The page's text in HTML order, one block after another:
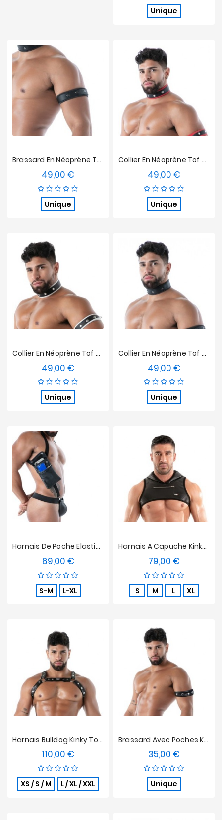
Unique
Brassard En Néoprène Tof Paris Noir/Noir
49,00 €
Unique
Collier En Néoprène Tof Paris Noir/Rouge
49,00 €
Unique
Collier En Néoprène Tof Paris Noir/Blanc
49,00 €
Unique
Collier En Néoprène Tof Paris Noir/Noir
49,00 €
Unique
Harnais De Poche Elastique En Néoprène Tof Paris Noir
69,00 €Prix
S-M L-XL
Harnais À Capuche Kinky Tof Paris
79,00 €
S M L XL
Harnais Bulldog Kinky Tof Paris
110,00 €
XS / S / M L / XL / XXL
Brassard Avec Poches Kinky Tof Paris
35,00 €
Unique